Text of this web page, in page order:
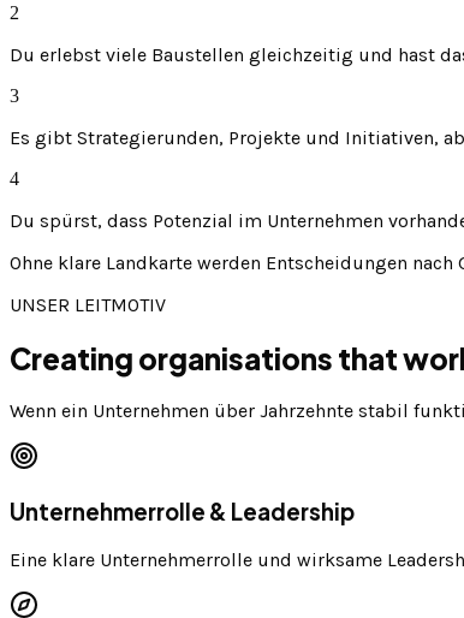
2
Du erlebst viele Baustellen gleichzeitig und hast
3
Es gibt Strategierunden, Projekte und Initiativen,
4
Du spürst, dass Potenzial im Unternehmen
Ohne klare Landkarte werden Entscheidungen
UNSER LEITMOTIV
Creating organisations that
Wenn ein Unternehmen über Jahrzehnte stabil
Unternehmerrolle & Leadership
Eine klare Unternehmerrolle und wirksame